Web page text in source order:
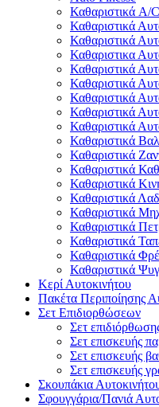
Καθαριστικά A/C
Καθαριστικά
Καθαριστικά
Καθαριστικα
Καθαριστικά
Καθαριστικά
Καθαριστικά
Καθαριστικά
Καθαριστικά
Καθαριστικά
Καθαριστικά
Καθαριστικά
Καθαριστικά
Καθαριστικά
Καθαριστικά
Καθαριστικά
Καθαριστικά
Καθαριστικά
Καθαριστικά
Κερί Αυτοκινήτου
Πακέτα Περιποίησης
Σετ Επιδιορθώσεων
Σετ
Σετ επισκευής
Σετ επισκευής
Σετ επισκευής
Σκουπάκια
Σφουγγάρια/Πανιά